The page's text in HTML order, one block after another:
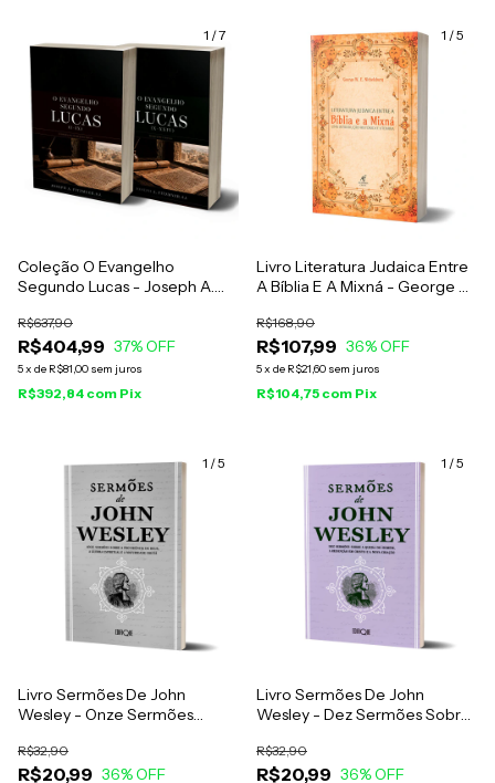
1 /7
Coleção O Evangelho
Segundo Lucas - Joseph A.
R$404,99
R$637,90
37% OFF
5x de R$81,00 sem juros
R$392,84 com Pix
1 /5
Livro Literatura Judaica Entre
A Bíblia E A Mixná - George W.
R$107,99
R$168,90
36% OFF
5x de R$21,60 sem juros
R$104,75 com Pix
1 /5
Livro Sermões De John
Wesley - Onze Sermões
A Guerra Espiritual E A
Maturidade Cristã
R$20,99
R$32,90
36% OFF
1 /5
Livro Sermões De John
Wesley - Dez Sermões Sobre
Redenção Em Cristo E A Nova
Criação
R$20,99
R$32,90
36% OFF